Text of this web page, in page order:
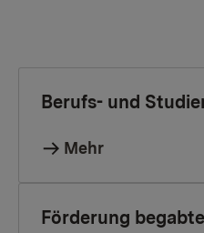
Berufs- und
Mehr
Förderung